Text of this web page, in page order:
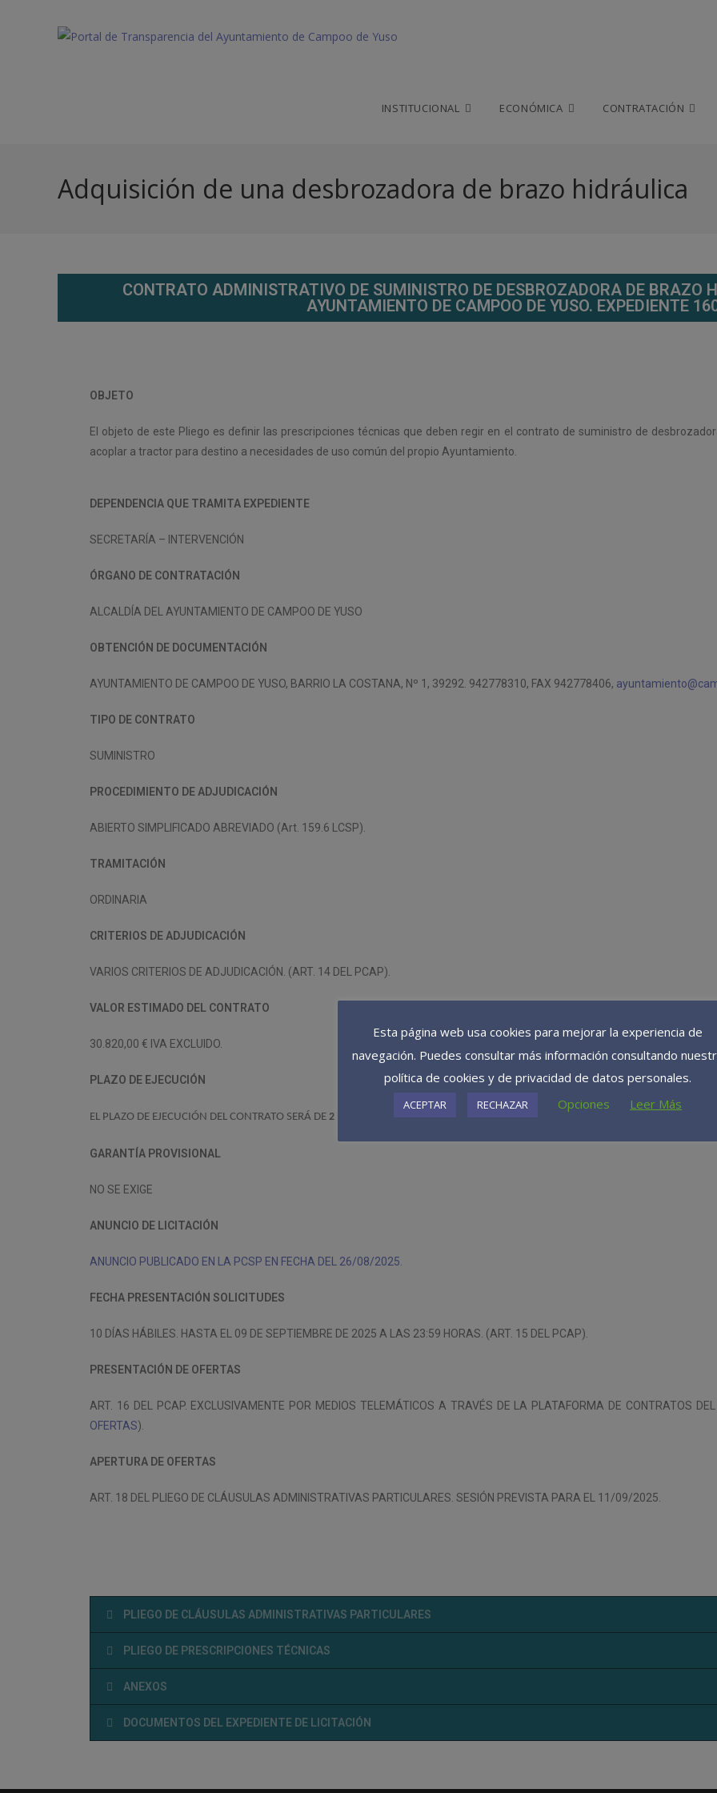
INSTITUCIONAL ECONÓMICA CONTRATACIÓN
Adquisición de una desbrozadora de brazo hidráulica
CONTRATO ADMINISTRATIVO DE SUMINISTRO DE DESBROZADORA DE BRAZO
AYUNTAMIENTO DE CAMPOO DE YUSO. EXPEDIENTE
OBJETO
El objeto de este Pliego es definir las prescripciones técnicas que deben regir en el contrato de suministro de
acoplar a tractor para destino a necesidades de uso común del propio Ayuntamiento.
DEPENDENCIA QUE TRAMITA EXPEDIENTE
SECRETARÍA – INTERVENCIÓN
ÓRGANO DE CONTRATACIÓN
ALCALDÍA DEL AYUNTAMIENTO DE CAMPOO DE YUSO
OBTENCIÓN DE DOCUMENTACIÓN
AYUNTAMIENTO DE CAMPOO DE YUSO, BARRIO LA COSTANA, Nº 1, 39292. 942778310, FAX 942778406,
TIPO DE CONTRATO
SUMINISTRO
PROCEDIMIENTO DE ADJUDICACIÓN
ABIERTO SIMPLIFICADO ABREVIADO (Art. 159.6 LCSP).
TRAMITACIÓN
ORDINARIA
CRITERIOS DE ADJUDICACIÓN
VARIOS CRITERIOS DE ADJUDICACIÓN. (ART. 14 DEL PCAP).
VALOR ESTIMADO DEL CONTRATO
30.820,00 € IVA EXCLUIDO.
PLAZO DE EJECUCIÓN
EL PLAZO DE EJECUCIÓN DEL CONTRATO SERÁ DE 2 MESES, CONFORME A LA ESTIMACIÓN DEL PLAZO DE EJECUCIÓN QUE
GARANTÍA PROVISIONAL
NO SE EXIGE
ANUNCIO DE LICITACIÓN
ANUNCIO PUBLICADO EN LA PCSP EN FECHA DEL 26/08/2025.
FECHA PRESENTACIÓN SOLICITUDES
10 DÍAS HÁBILES. HASTA EL 09 DE SEPTIEMBRE DE 2025 A LAS 23:59 HORAS. (ART. 15 DEL PCAP).
PRESENTACIÓN DE OFERTAS
ART. 16 DEL PCAP. EXCLUSIVAMENTE POR MEDIOS TELEMÁTICOS A TRAVÉS DE LA PLATAFORMA DE CONTRATOS
OFERTAS).
APERTURA DE OFERTAS
ART. 18 DEL PLIEGO DE CLÁUSULAS ADMINISTRATIVAS PARTICULARES. SESIÓN PREVISTA PARA EL 11/09/2025.
PLIEGO DE CLÁUSULAS ADMINISTRATIVAS PARTICULARES
PLIEGO DE PRESCRIPCIONES TÉCNICAS
ANEXOS
DOCUMENTOS DEL EXPEDIENTE DE LICITACIÓN
Esta página web usa cookies para mejorar la experiencia de
navegación. Puedes consultar más información consultando
política de cookies y de privacidad de datos personales.
ACEPTAR RECHAZAR Opciones Leer Más